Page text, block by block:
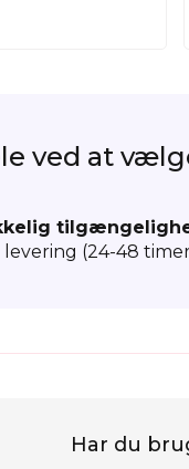
ved at
(24-48
Har du